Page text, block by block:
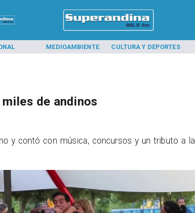
MEDIOAMBIENTE CULTURA Y DEPORTES
de andinos
y contó con música, concursos y un tributo a la